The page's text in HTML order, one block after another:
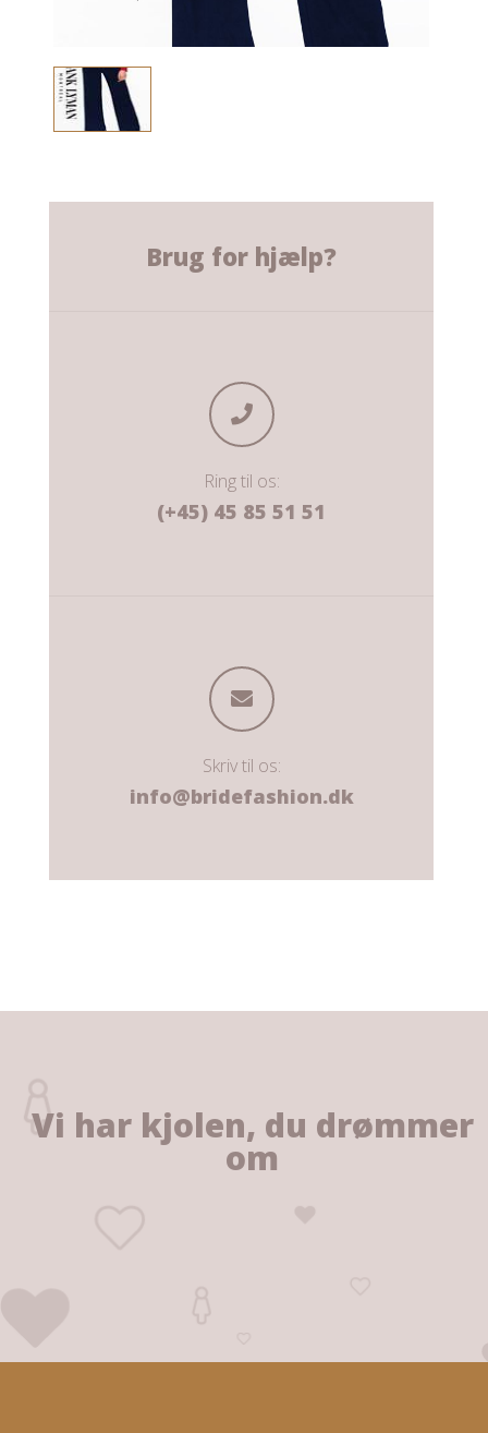
Brug for hjælp?
Ring til os:
(+45) 45 85 51 51
Skriv til os:
info@bridefashion.dk
Vi har kjolen, du drømmer
om